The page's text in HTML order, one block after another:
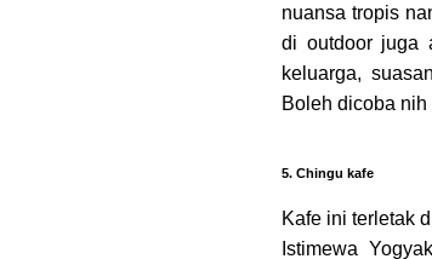
nuansa tropis
di outdoor juga
keluarga,
Boleh dicoba nih
5. Chingu kafe
Kafe ini terletak
Istimewa